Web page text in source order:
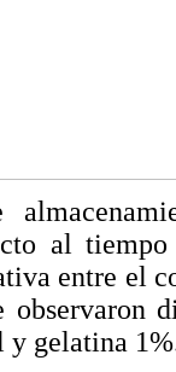
al
entre el
observaron
y gelatina